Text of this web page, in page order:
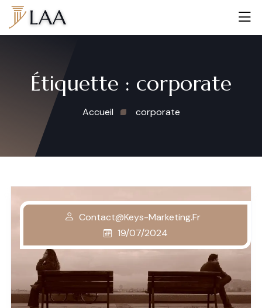
Étiquette : corporate
Accueil corporate
Contact@keys-Marketing.fr
19/07/2024